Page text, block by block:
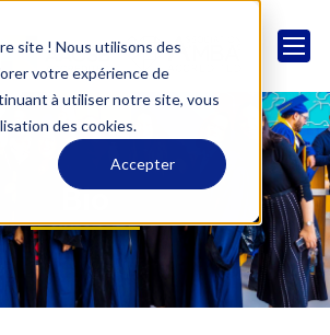
site ! Nous utilisons des
votre expérience de
à utiliser notre site, vous
des cookies.
Accepter
Bio